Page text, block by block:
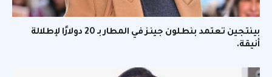
بينتجين تعتمد بنطلون جينز في المطار بـ 20 دولارًا لإطلالة
أنيقة.